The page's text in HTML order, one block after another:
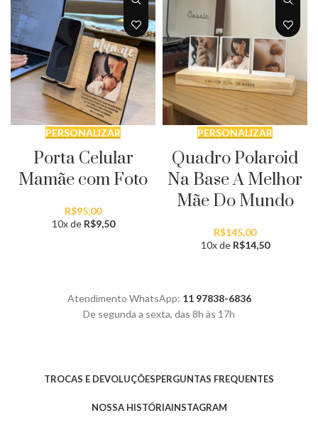
PERSONALIZAR
Porta Celular
Mamãe com Foto
R$95,00
10x de R$9,50
PERSONALIZAR
Quadro Polaroid
Na Base A Melhor
Mãe Do Mundo
R$145,00
10x de R$14,50
Atendimento WhatsApp: 11 97838-6836
De segunda a sexta, das 8h às 17h
TROCAS E DEVOLUÇÕESPERGUNTAS FREQUENTES
NOSSA HISTÓRIAINSTAGRAM